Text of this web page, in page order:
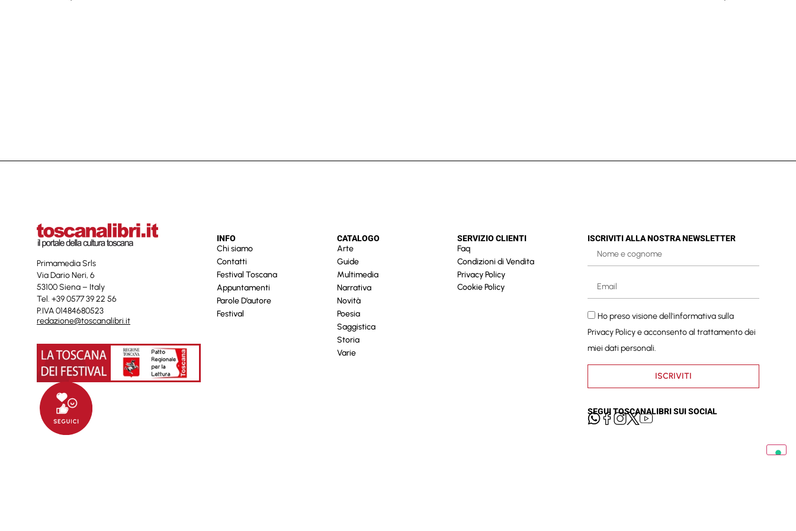
Primamedia Srls
Via Dario Neri, 6
53100 Siena – Italy
Tel. +39 0577 39 22 56
P.IVA 01484680523
redazione@toscanalibri.it
INFO
Chi siamo
Contatti
Festival Toscana
Appuntamenti
Parole D’autore
Festival
CATALOGO
Arte
Guide
Multimedia
Narrativa
Novità
Poesia
Saggistica
Storia
Varie
SERVIZIO CLIENTI
Faq
Condizioni di Vendita
Privacy Policy
Cookie Policy
ISCRIVITI ALLA NOSTRA NEWSLETTER
Ho preso visione dell'informativa sulla
Privacy Policye acconsento al trattamento dei
miei dati personali.
ISCRIVITI
SEGUI TOSCANALIBRI SUI SOCIAL